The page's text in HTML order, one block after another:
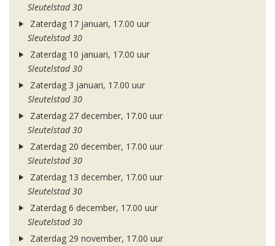
Sleutelstad 30
Zaterdag 17 januari, 17.00 uur
Sleutelstad 30
Zaterdag 10 januari, 17.00 uur
Sleutelstad 30
Zaterdag 3 januari, 17.00 uur
Sleutelstad 30
Zaterdag 27 december, 17.00 uur
Sleutelstad 30
Zaterdag 20 december, 17.00 uur
Sleutelstad 30
Zaterdag 13 december, 17.00 uur
Sleutelstad 30
Zaterdag 6 december, 17.00 uur
Sleutelstad 30
Zaterdag 29 november, 17.00 uur